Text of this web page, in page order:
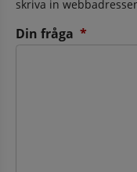
skriva in
Din fråga *